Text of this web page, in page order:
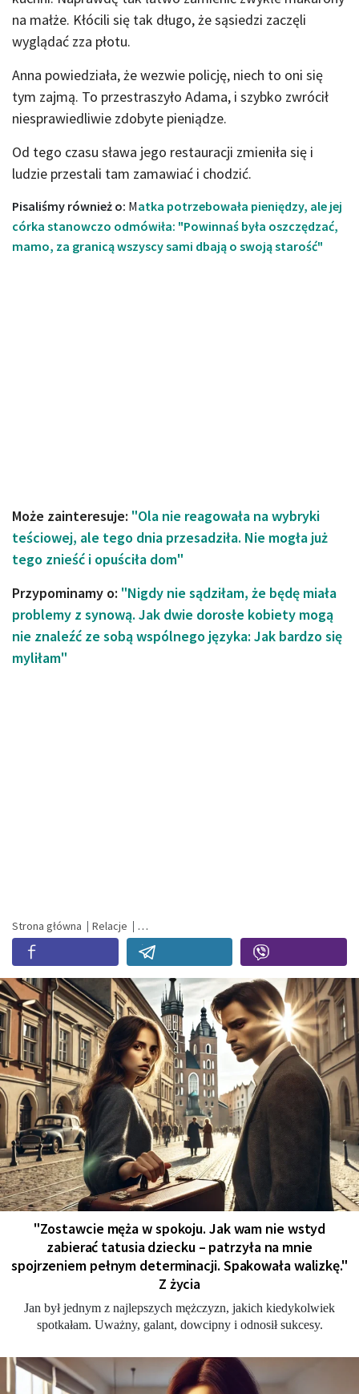
na małże. Kłócili się tak długo, że sąsiedzi zaczęli
wyglądać zza płotu.
Anna powiedziała, że wezwie policję, niech to oni się
tym zajmą. To przestraszyło Adama, i szybko zwrócił
niesprawiedliwie zdobyte pieniądze.
Od tego czasu sława jego restauracji zmieniła się i
ludzie przestali tam zamawiać i chodzić.
Pisaliśmy również o: Matka potrzebowała pieniędzy, ale jej
córka stanowczo odmówiła: "Powinnaś była oszczędzać,
mamo, za granicą wszyscy sami dbają o swoją starość"
Może zainteresuje: "Ola nie reagowała na wybryki
teściowej, ale tego dnia przesadziła. Nie mogła już
tego znieść i opuściła dom"
Przypominamy o: "Nigdy nie sądziłam, że będę miała
problemy z synową. Jak dwie dorosłe kobiety mogą
nie znaleźć ze sobą wspólnego języka: Jak bardzo się
myliłam"
Strona główna Relacje
"Zostawcie męża w spokoju. Jak wam nie wstyd
zabierać tatusia dziecku – patrzyła na mnie
spojrzeniem pełnym determinacji. Spakowała walizkę."
Z życia
Jan był jednym z najlepszych mężczyzn, jakich kiedykolwiek
spotkałam. Uważny, galant, dowcipny i odnosił sukcesy.